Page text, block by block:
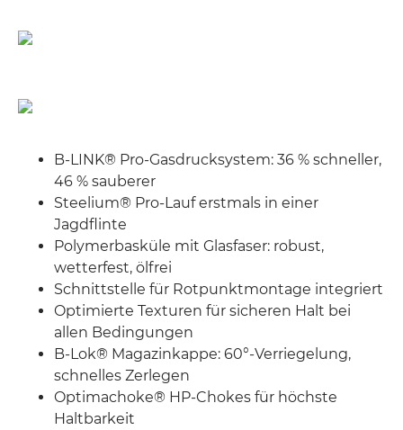
B-LINK® Pro-Gasdrucksystem: 36 % schneller,
46 % sauberer
Steelium® Pro-Lauf erstmals in einer
Jagdflinte
Polymerbasküle mit Glasfaser: robust,
wetterfest, ölfrei
Schnittstelle für Rotpunktmontage integriert
Optimierte Texturen für sicheren Halt bei
allen Bedingungen
B-Lok® Magazinkappe: 60°-Verriegelung,
schnelles Zerlegen
Optimachoke® HP-Chokes für höchste
Haltbarkeit